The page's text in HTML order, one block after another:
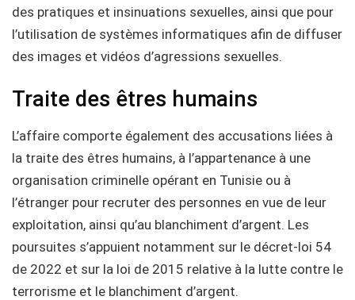
des pratiques et insinuations sexuelles, ainsi que pour
l’utilisation de systèmes informatiques afin de diffuser
des images et vidéos d’agressions sexuelles.
Traite des êtres humains
L’affaire comporte également des accusations liées à
la traite des êtres humains, à l’appartenance à une
organisation criminelle opérant en Tunisie ou à
l’étranger pour recruter des personnes en vue de leur
exploitation, ainsi qu’au blanchiment d’argent. Les
poursuites s’appuient notamment sur le décret-loi 54
de 2022 et sur la loi de 2015 relative à la lutte contre le
terrorisme et le blanchiment d’argent.